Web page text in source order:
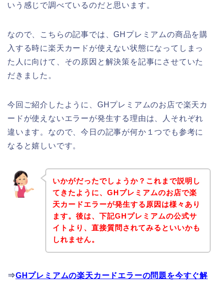
いう感じで調べているのだと思います。
なので、こちらの記事では、GHプレミアムの商品を購
入する時に楽天カードが使えない状態になってしまっ
た人に向けて、その原因と解決策を記事にさせていた
だきました。
今回ご紹介したように、GHプレミアムのお店で楽天カ
ードが使えないエラーが発生する理由は、人それぞれ
違います。なので、今日の記事が何か１つでも参考に
なると嬉しいです。
いかがだったでしょうか？これまで説明し
てきたように、GHプレミアムのお店で楽
天カードエラーが発生する原因は様々あり
ます。後は、下記GHプレミアムの公式サ
イトより、直接質問されてみるといいかも
しれません。
⇒GHプレミアムの楽天カードエラーの問題を今すぐ解